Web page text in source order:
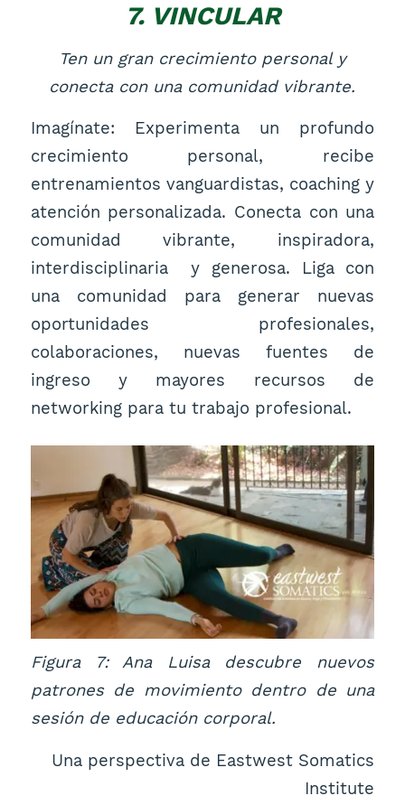
7. VINCULAR
Ten un gran crecimiento personal y
conecta con una comunidad vibrante.
Imagínate: Experimenta un profundo
crecimiento personal, recibe
entrenamientos vanguardistas, coaching y
atención personalizada. Conecta con una
comunidad vibrante, inspiradora,
interdisciplinaria y generosa. Liga con
una comunidad para generar nuevas
oportunidades profesionales,
colaboraciones, nuevas fuentes de
ingreso y mayores recursos de
networking para tu trabajo profesional.
Figura 7: Ana Luisa descubre nuevos
patrones de movimiento dentro de una
sesión de educación corporal.
Una perspectiva de Eastwest Somatics
Institute